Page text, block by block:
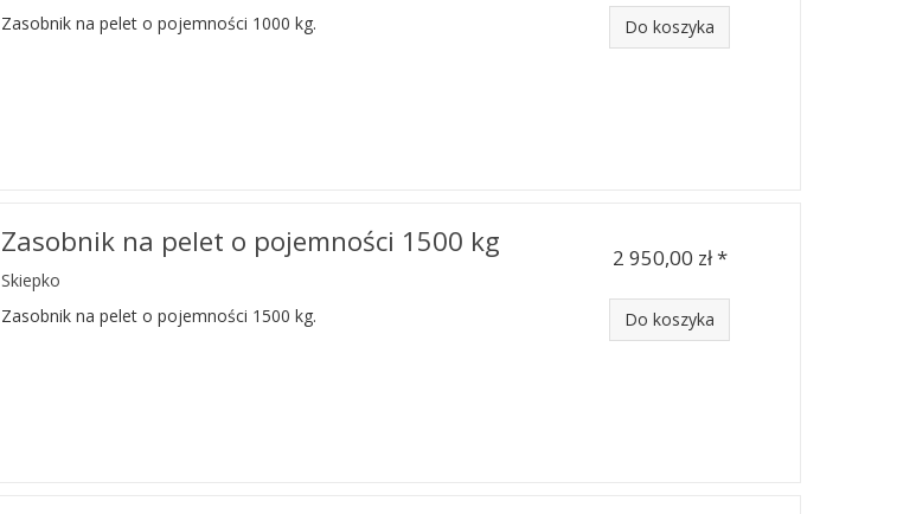
Zasobnik na pelet o pojemności 1000 kg.
Do koszyka
Zasobnik na pelet o pojemności 1500 kg
Skiepko
Zasobnik na pelet o pojemności 1500 kg.
2 950,00 zł *
Do koszyka